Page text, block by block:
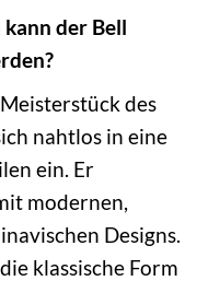
der Bell
des
nahtlos in eine
ein. Er
modernen,
Designs.
klassische Form